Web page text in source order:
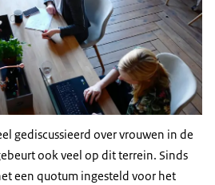
gediscussieerd over vrouwen in de
ook veel op dit terrein. Sinds
een quotum ingesteld voor het